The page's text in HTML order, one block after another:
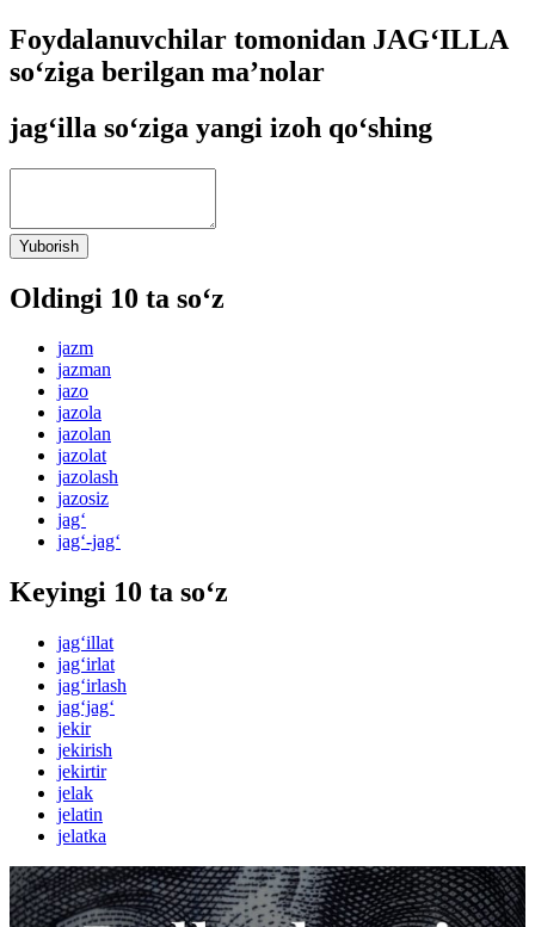
Foydalanuvchilar tomonidan JAG‘ILLA
so‘ziga berilgan ma’nolar
jag‘illa so‘ziga yangi izoh qo‘shing
Yuborish
Oldingi 10 ta so‘z
jazm
jazman
jazo
jazola
jazolan
jazolat
jazolash
jazosiz
jag‘
jag‘-jag‘
Keyingi 10 ta so‘z
jag‘illat
jag‘irlat
jag‘irlash
jag‘jag‘
jekir
jekirish
jekirtir
jelak
jelatin
jelatka